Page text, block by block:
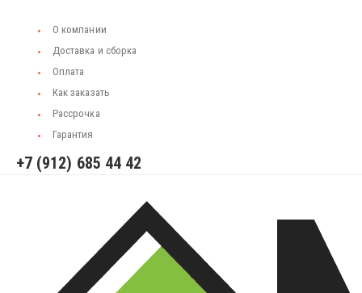
О компании
Доставка и сборка
Оплата
Как заказать
Рассрочка
Гарантия
+7 (912) 685 44 42